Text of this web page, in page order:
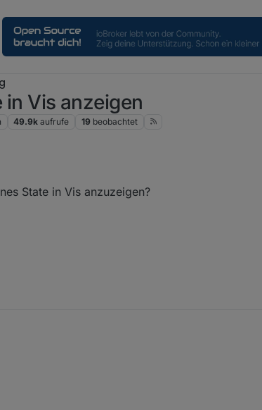
in Vis anzeigen
49.9k aufrufe 19 beobachtet
State in Vis anzuzeigen?